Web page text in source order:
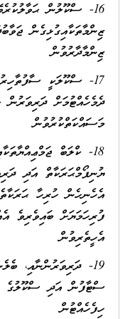
16- ސްކޫލުން
ޒިންމާތަކާއިގުޅިގެން
ޒިންމާދާރުވުން
17- ސްކޫލަކީ
ދެމެހެއްޓުމަށް ދަރިވަރުން
މަސައްކަތްކުރުވުން
18- ކްލަބް
ޔުނިފޯމްޙަރަކާތް އަދި
އެހެނިހެން ހުރިހާ
ފުރިހަމަޔަށް ބައިވެރިވެ
އެހީތެރިވުން
19- ދަރިވަރުންނާއި،
ސްޓާފުން އަދި ސްކޫލުގެ
ހިފެހެއްޓުން